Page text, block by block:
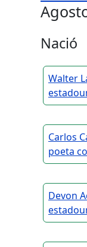
Nació
Walter
Carlos
poeta
Devon